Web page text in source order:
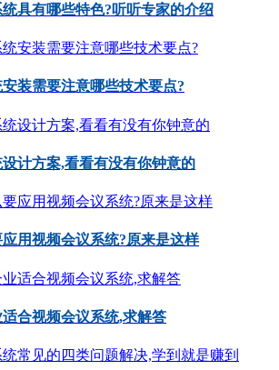
具有哪些特色?听听专家的介绍
装需要注意哪些技术要点?
计方案,看看有没有你钟意的
用视频会议系统?原来是这样
合视频会议系统,求解答